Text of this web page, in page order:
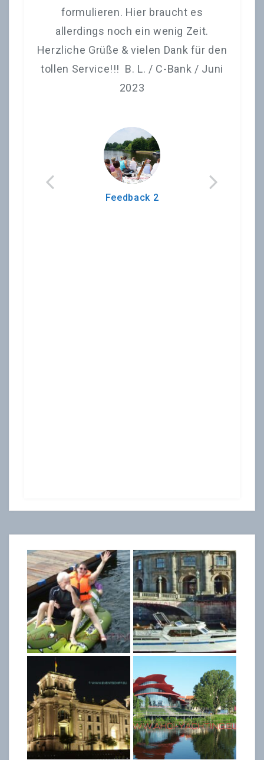
formulieren. Hier braucht es
allerdings noch ein wenig Zeit.
Herzliche Grüße & vielen Dank für den
tollen Service!!! B. L. / C-Bank / Juni
2023
Feedback 2